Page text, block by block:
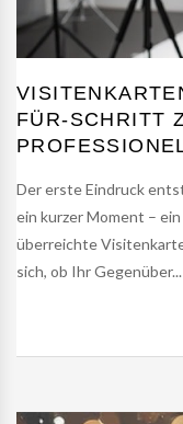
FÜR-SCHRITT
Der erste Eindruck
ein kurzer Moment –
überreichte
sich, ob Ihr Gegenüber...